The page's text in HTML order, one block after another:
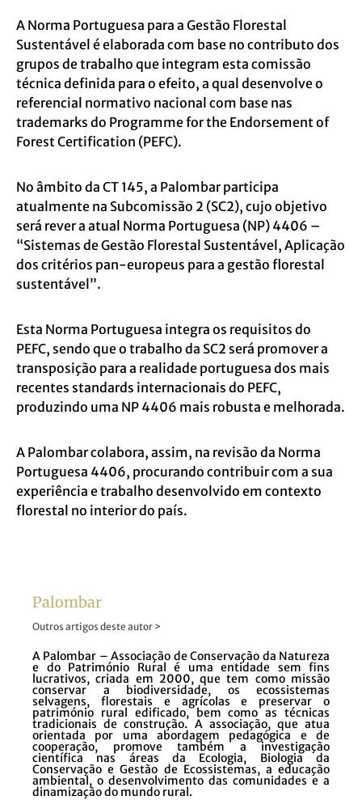
A Norma Portuguesa para a Gestão Florestal
Sustentável é elaborada com base no contributo dos
grupos de trabalho que integram esta comissão
técnica definida para o efeito, a qual desenvolve o
referencial normativo nacional com base nas
trademarks do Programme for the Endorsement of
Forest Certification (PEFC).
No âmbito da CT 145, a Palombar participa
atualmente na Subcomissão 2 (SC2), cujo objetivo
será rever a atual Norma Portuguesa (NP) 4406 –
“Sistemas de Gestão Florestal Sustentável, Aplicação
dos critérios pan-europeus para a gestão florestal
sustentável”.
Esta Norma Portuguesa integra os requisitos do
PEFC, sendo que o trabalho da SC2 será promover a
transposição para a realidade portuguesa dos mais
recentes standards internacionais do PEFC,
produzindo uma NP 4406 mais robusta e melhorada.
A Palombar colabora, assim, na revisão da Norma
Portuguesa 4406, procurando contribuir com a sua
experiência e trabalho desenvolvido em contexto
florestal no interior do país.
Palombar
Outros artigos deste autor >
A Palombar – Associação de Conservação da Natureza
e do Património Rural é uma entidade sem fins
lucrativos, criada em 2000, que tem como missão
conservar a biodiversidade, os ecossistemas
selvagens, florestais e agrícolas e preservar o
património rural edificado, bem como as técnicas
tradicionais de construção. A associação, que atua
orientada por uma abordagem pedagógica e de
cooperação, promove também a investigação
científica nas áreas da Ecologia, Biologia da
Conservação e Gestão de Ecossistemas, a educação
ambiental, o desenvolvimento das comunidades e a
dinamização do mundo rural.